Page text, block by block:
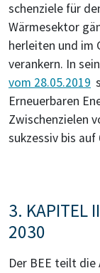
schenziele für
Wärmesektor
herleiten und im
verankern. In
vom 28.05.2019
Erneuerbaren
Zwischenzielen
sukzessiv bis auf
3. KAPITEL
2030
Der BEE teilt